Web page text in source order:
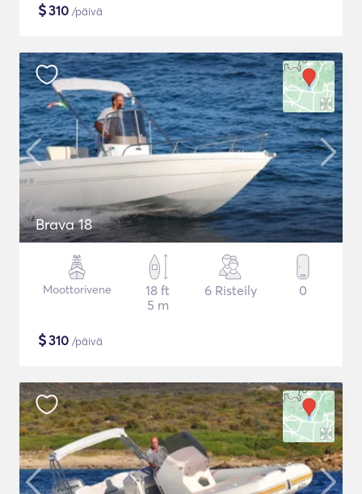
$310 /päivä
Brava 18
Moottorivene
18 ft
5 m
6 Risteily 0
$310 /päivä